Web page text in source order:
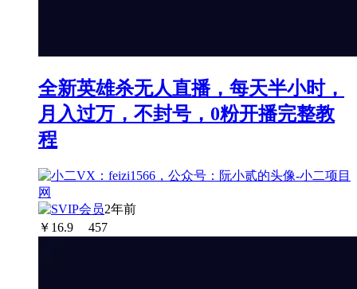
全新英雄杀无人直播，每天半小时，
月入过万，不封号，0粉开播完整教
程
2年前
￥ 16.9 457